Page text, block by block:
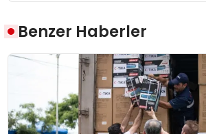
Benzer Haberler